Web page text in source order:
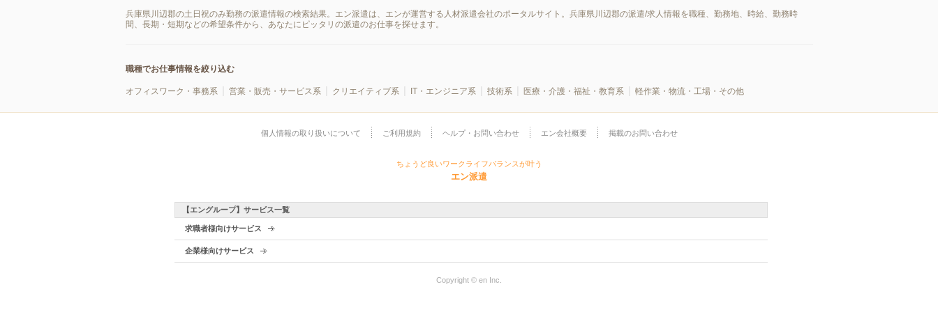
兵庫県川辺郡の土日祝のみ勤務の派遣情報の検索結果。エン派遣は、エンが運営する人材派遣会社のポータルサイト。兵庫県川辺郡の派遣/求人情報を職種、勤務地、時給、勤務時
間、長期・短期などの希望条件から、あなたにピッタリの派遣のお仕事を探せます。
職種でお仕事情報を絞り込む
オフィスワーク・事務系 営業・販売・サービス系 クリエイティブ系 IT・エンジニア系 技術系 医療・介護・福祉・教育系 軽作業・物流・工場・その他
個人情報の取り扱いについて ご利用規約 ヘルプ・お問い合わせ エン会社概要 掲載のお問い合わせ
ちょうど良いワークライフバランスが叶う
エン派遣
【エングループ】サービス一覧
求職者様向けサービス
企業様向けサービス
Copyright © en Inc.